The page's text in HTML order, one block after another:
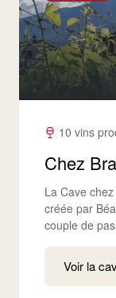
10 vins
Chez
La Cave
créée par
couple de
Voir la